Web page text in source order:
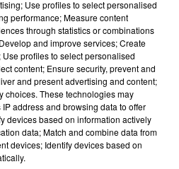
à Strasbourg :
Trautmann réagit
de Mulhouse : rencontre
flamants rouges
Use profiles to select personalised
performance; Measure content
through statistics or combinations
and improve services; Create
profiles to select personalised
content; Ensure security, prevent and
and present advertising and content;
choices. These technologies may
address and browsing data to offer
devices based on information actively
data; Match and combine data from
devices; Identify devices based on